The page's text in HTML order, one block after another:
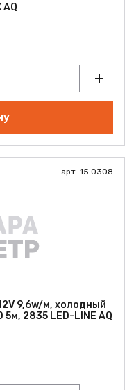
арт. 15.0308
9,6w/м, холодный
2835 LED-LINE AQ